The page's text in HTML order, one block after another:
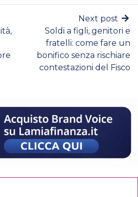
Next post
Soldi a figli, genitori e
fratelli: come fare un
bonifico senza rischiare
contestazioni del Fisco